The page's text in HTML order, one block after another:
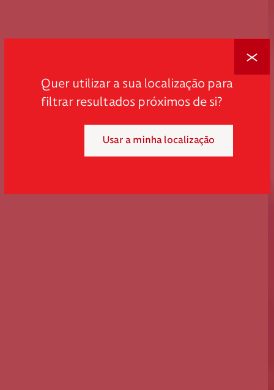
Quer utilizar a sua localização para
filtrar resultados próximos de si?
Usar a minha localização